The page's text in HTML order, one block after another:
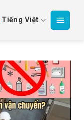
Tiếng Việt